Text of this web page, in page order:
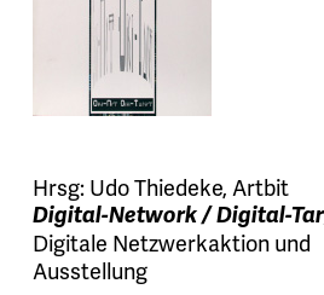
Hrsg: Udo Thiedeke, Artbit
Digital-Network / Digital-
Digitale Netzwerkaktion und
Ausstellung